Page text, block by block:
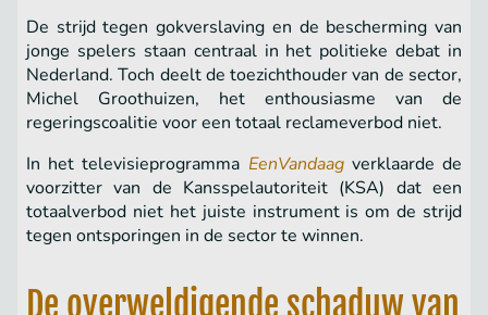
De strijd tegen gokverslaving en de bescherming van
jonge spelers staan centraal in het politieke debat in
Nederland. Toch deelt de toezichthouder van de sector,
Michel Groothuizen, het enthousiasme van de
regeringscoalitie voor een totaal reclameverbod niet.
In het televisieprogramma EenVandaagverklaarde de
voorzitter van de Kansspelautoriteit (KSA) dat een
totaalverbod niet het juiste instrument is om de strijd
tegen ontsporingen in de sector te winnen.
De overweldigende schaduw van